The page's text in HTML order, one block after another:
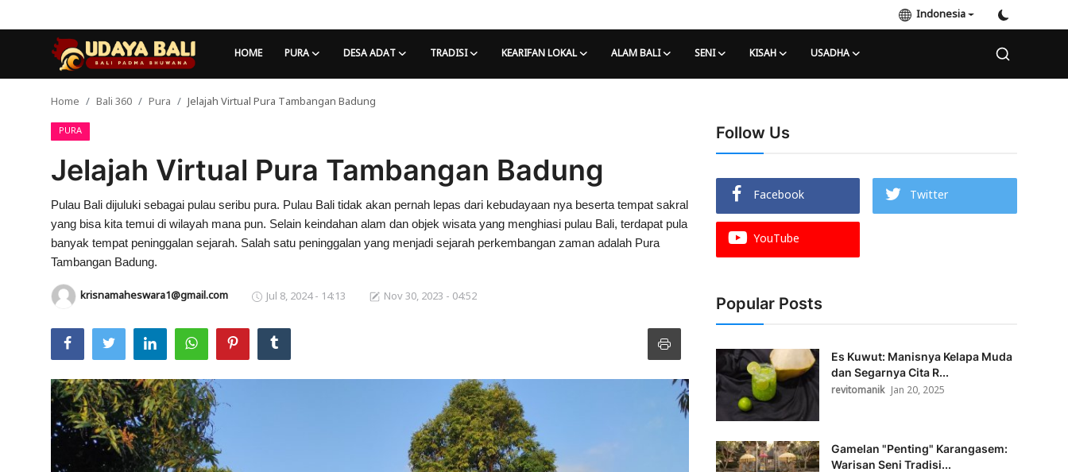
Indonesia
HOME PURA DESA ADAT TRADISI KEARIFAN LOKAL ALAM BALI SENI KISAH USADHA
Desa Adat
Kearifan lokal
Usadha
Indonesia
Home Bali 360 Pura Jelajah Virtual Pura Tambangan Badung
PURA
Jelajah Virtual Pura Tambangan Badung
Pulau Bali dijuluki sebagai pulau seribu pura. Pulau Bali tidak akan pernah lepas dari kebudayaan nya beserta tempat sakral
yang bisa kita temui di wilayah mana pun. Selain keindahan alam dan objek wisata yang menghiasi pulau Bali, terdapat pula
banyak tempat peninggalan sejarah. Salah satu peninggalan yang menjadi sejarah perkembangan zaman adalah Pura
Tambangan Badung.
krisnamaheswara1@gmail.com Jul 8, 2024 - 14:13 Nov 30, 2023 - 04:52
Follow Us
Facebook
Twitter
YouTube
Popular Posts
Es Kuwut: Manisnya Kelapa Muda
dan Segarnya Cita R...
revitomanik Jan 20, 2025
Gamelan "Penting" Karangasem:
Warisan Seni Tradisi...